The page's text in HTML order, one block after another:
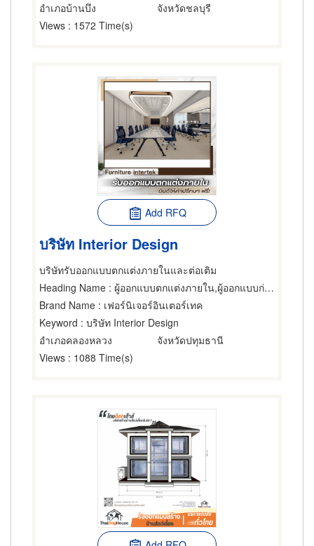
อำเภอบ้านบึง
จังหวัดชลบุรี
Views : 1572 Time(s)
Add RFQ
บริษัท Interior Design
บริษัทรับออกแบบตกแต่งภายในและต่อเติม
Heading Name : ผู้ออกแบบตกแต่งภายใน,ผู้ออกแบบก่อสร้าง,บริการออกแบบและจัดบ้าน
Brand Name : เฟอร์นิเจอร์อินเตอร์เทค
Keyword : บริษัท Interior Design
อำเภอคลองหลวง
จังหวัดปทุมธานี
Views : 1088 Time(s)